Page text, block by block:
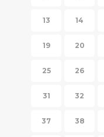
13 14
19 20
25 26
31 32
37 38